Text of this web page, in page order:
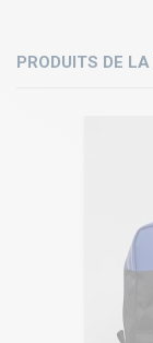
PRODUITS DE